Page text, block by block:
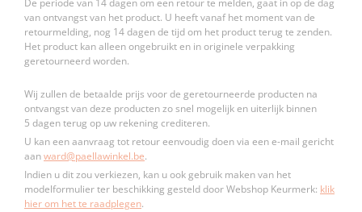
De periode van 14 dagen om een retour te melden, gaat in op de dag
van ontvangst van het product. U heeft vanaf het moment van de
retourmelding, nog 14 dagen de tijd om het product terug te zenden.
Het product kan alleen ongebruikt en in originele verpakking
geretourneerd worden.
Wij zullen de betaalde prijs voor de geretourneerde producten na
ontvangst van deze producten zo snel mogelijk en uiterlijk binnen
5 dagen terug op uw rekening crediteren.
U kan een aanvraag tot retour eenvoudig doen via een e-mail gericht
aanward@paellawinkel.be.
Indien u dit zou verkiezen, kan u ook gebruik maken van het
modelformulier ter beschikking gesteld door Webshop Keurmerk: klik
hier om het te raadplegen.